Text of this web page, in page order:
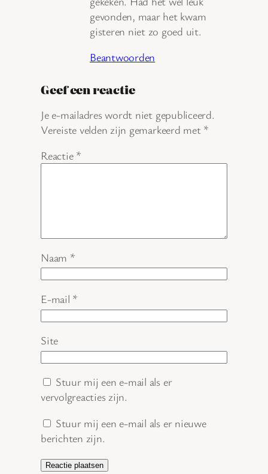
gevonden, maar het kwam
gisteren niet zo goed uit.
Beantwoorden
Geef een reactie
Je e-mailadres wordt niet gepubliceerd.
Vereiste velden zijn gemarkeerd met *
Reactie *
Naam *
E-mail *
Site
Stuur mij een e-mail als er
vervolgreacties zijn.
Stuur mij een e-mail als er nieuwe
berichten zijn.